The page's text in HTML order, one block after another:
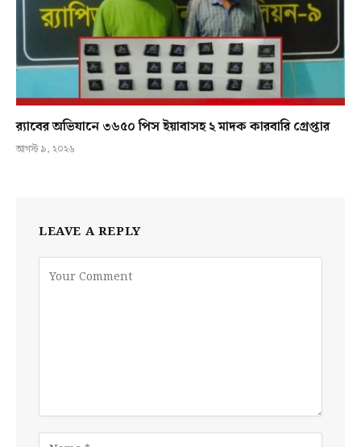
র‍্যাবের অভিযানে ৩৬৫০ পিস ইয়াবাসহ ২ মাদক কারবারি গ্রেপ্তার
আগস্ট ৯, ২০২৬
LEAVE A REPLY